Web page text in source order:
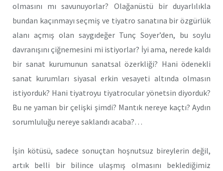
olmasını mı savunuyorlar? Olağanüstü bir duyarlılıkla
bundan kaçınmayı seçmiş ve tiyatro sanatına bir özgürlük
alanı açmış olan saygıdeğer Tunç Soyer’den, bu soylu
davranışını çiğnemesini mi istiyorlar? İyi ama, nerede kaldı
bir sanat kurumunun sanatsal özerkliği? Hani ödenekli
sanat kurumları siyasal erkin vesayeti altında olmasın
istiyorduk? Hani tiyatroyu tiyatrocular yönetsin diyorduk?
Bu ne yaman bir çelişki şimdi? Mantık nereye kaçtı? Aydın
sorumluluğu nereye saklandı acaba?…
İşin kötüsü, sadece sonuçtan hoşnutsuz bireylerin değil,
artık belli bir bilince ulaşmış olmasını beklediğimiz